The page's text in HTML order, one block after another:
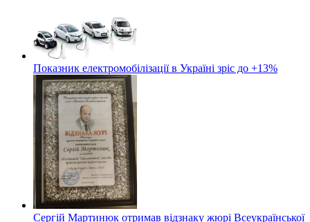
Показник електромобілізації в Україні зріс до +13%
Сергій Мартинюк отримав відзнаку жюрі Всеукраїнської